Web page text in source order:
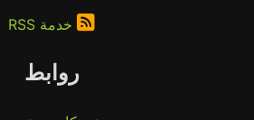
خدمة RSS
روابط